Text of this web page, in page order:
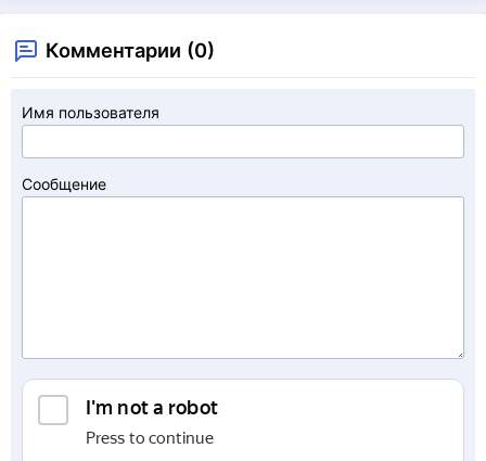
Комментарии (0)
Имя пользователя
Сообщение